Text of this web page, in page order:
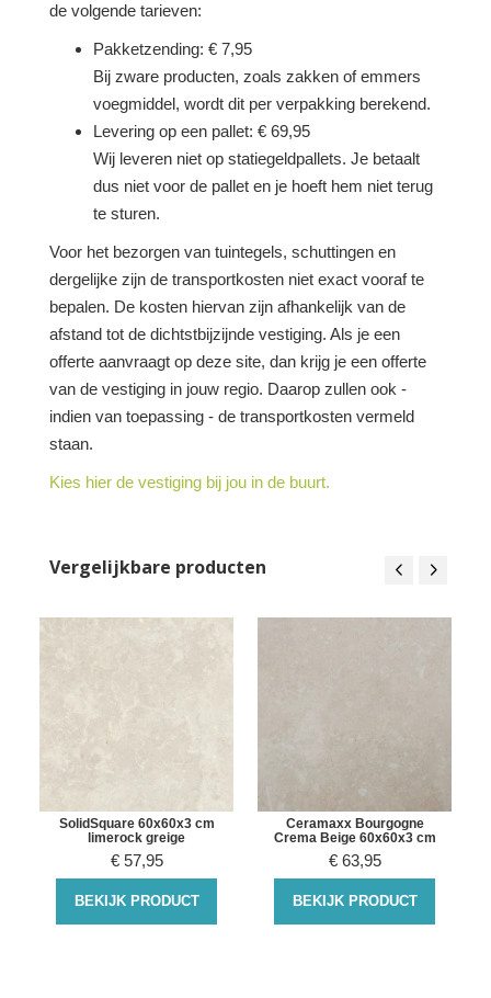
de volgende tarieven:
Pakketzending: € 7,95
Bij zware producten, zoals zakken of emmers
voegmiddel, wordt dit per verpakking berekend.
Levering op een pallet: € 69,95
Wij leveren niet op statiegeldpallets. Je betaalt
dus niet voor de pallet en je hoeft hem niet terug
te sturen.
Voor het bezorgen van tuintegels, schuttingen en
dergelijke zijn de transportkosten niet exact vooraf te
bepalen. De kosten hiervan zijn afhankelijk van de
afstand tot de dichtstbijzijnde vestiging. Als je een
offerte aanvraagt op deze site, dan krijg je een offerte
van de vestiging in jouw regio. Daarop zullen ook -
indien van toepassing - de transportkosten vermeld
staan.
Kies hier de vestiging bij jou in de buurt.
Vergelijkbare producten
SolidSquare 60x60x3 cm
limerock greige
€ 57,95
BEKIJK PRODUCT
Ceramaxx Bourgogne
Crema Beige 60x60x3 cm
€ 63,95
BEKIJK PRODUCT